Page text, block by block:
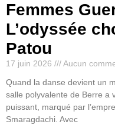
Femmes
L’odyssée
Patou
17 juin 2026
Aucun
Quand la danse devient un
salle polyvalente de Berre a
puissant, marqué par
Smaragdachi. Avec